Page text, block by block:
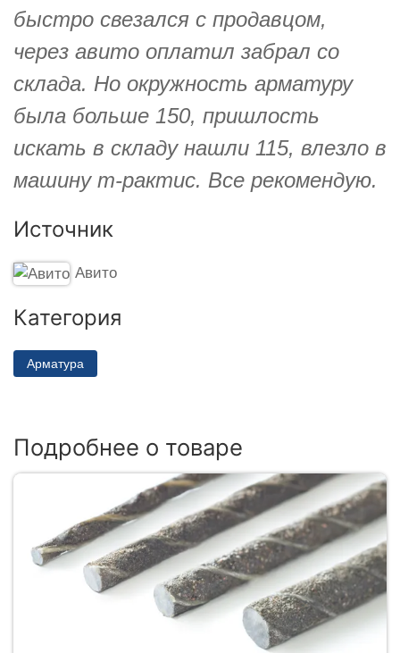
быстро свезался с продавцом,
через авито оплатил забрал со
склада. Но окружность арматуру
была больше 150, пришлость
искать в складу нашли 115, влезло в
машину т-рактис. Все рекомендую.
Источник
Авито
Категория
Арматура
Подробнее о товаре